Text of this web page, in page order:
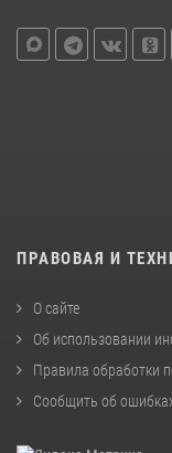
ПРАВОВАЯ И
О сайте
Об использовании
Правила обработки
Сообщить об